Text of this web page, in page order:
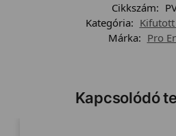
Cikkszám:
Kategória:
Márka: Pro
Kapcsolódó